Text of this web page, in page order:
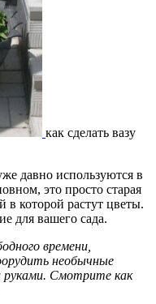
как сделать вазу
давно используются в
это просто старая
в которой растут цветы.
для вашего сада.
времени,
необычные
руками. Смотрите как